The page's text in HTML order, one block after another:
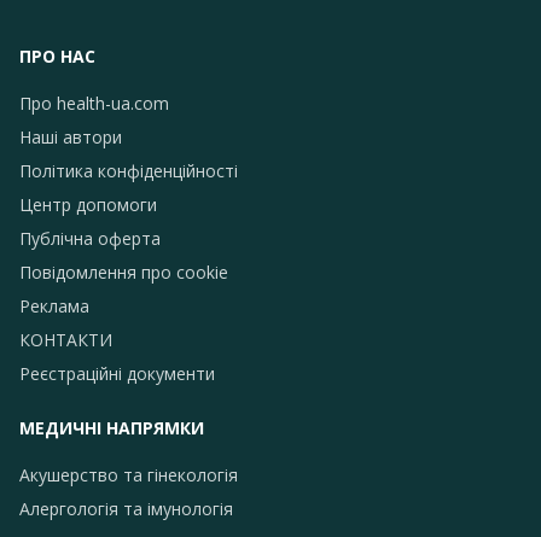
ПРО НАС
Про health-ua.com
Наші автори
Політика конфіденційності
Центр допомоги
Публічна оферта
Повідомлення про сookie
Реклама
КОНТАКТИ
Реєстраційні документи
МЕДИЧНІ НАПРЯМКИ
Акушерство та гінекологія
Алергологія та імунологія